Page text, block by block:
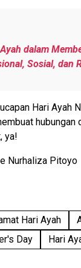
dalam
Sosial, dan
Hari Ayah
hubungan
ya!
Nurhaliza Pitoyo
Hari Ayah
Day
Hari